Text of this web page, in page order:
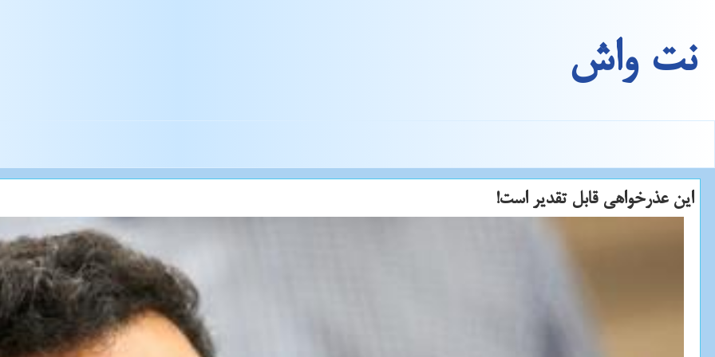
نت واش
این عذرخواهی قابل تقدیر است!